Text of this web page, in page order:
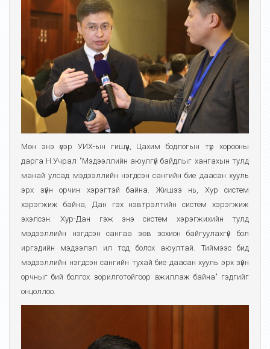
Мөн энэ үеэр УИХ-ын гишүүн, Цахим бодлогын түр хорооны
дарга Н.Учрал "Мэдээллийн аюулгүй байдлыг хангахын тулд
манай улсад мэдээллийн нэгдсэн сангийн бие даасан хууль
эрх зүйн орчин хэрэгтэй байна. Жишээ нь, Хур систем
хэрэгжиж байна, Дан гэх нэвтрэлтийн систем хэрэгжиж
эхэлсэн. Хур-Дан гэж энэ систем хэрэгжихийн тулд
мэдээллийн нэгдсэн сангаа зөв зохион байгуулахгүй бол
иргэдийн мэдээлэл ил тод болох аюултай. Тиймээс бид
мэдээллийн нэгдсэн сангийн тухай бие даасан хууль эрх зүйн
орчныг бий болгох зорилготойгоор ажиллаж байна" гэдгийг
онцоллоо.